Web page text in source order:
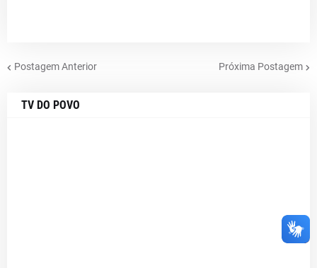
Postagem Anterior Próxima Postagem
TV DO POVO